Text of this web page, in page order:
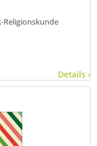
Religionskunde
Details ›